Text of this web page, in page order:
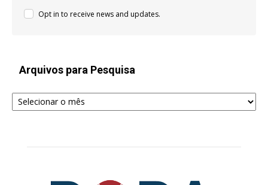
Opt in to receive news and updates.
Arquivos para Pesquisa
Arquivos
para